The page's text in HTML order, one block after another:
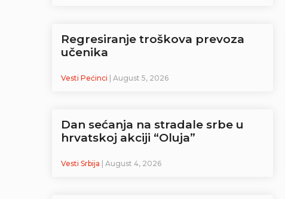
Regresiranje troškova prevoza
učenika
Vesti Pećinci | August 5, 2026
Dan sećanja na stradale srbe u
hrvatskoj akciji “Oluja”
Vesti Srbija | August 4, 2026